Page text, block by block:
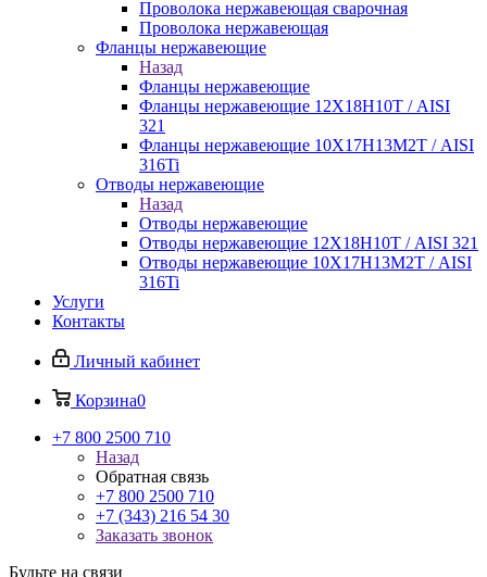
Проволока нержавеющая сварочная
Проволока нержавеющая
Фланцы нержавеющие
Назад
Фланцы нержавеющие
Фланцы нержавеющие 12Х18Н10Т / AISI
321
Фланцы нержавеющие 10Х17Н13М2Т / AISI
316Ti
Отводы нержавеющие
Назад
Отводы нержавеющие
Отводы нержавеющие 12Х18Н10Т / AISI 321
Отводы нержавеющие 10Х17Н13М2Т / AISI
316Ti
Услуги
Контакты
Личный кабинет
Корзина0
+7 800 2500 710
Назад
Обратная связь
+7 800 2500 710
+7 (343) 216 54 30
Заказать звонок
Будьте на связи